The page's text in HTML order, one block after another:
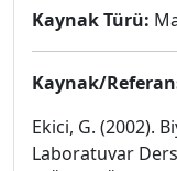
Kaynak Türü:
Kaynak/
Ekici, G. (2002).
Laboratuvar